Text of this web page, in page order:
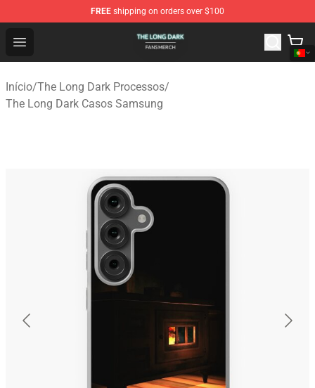
FREE shipping on orders over $100
Open menu
The Long Dark Shop - Official The Long Dark
Início/The Long Dark Processos/
The Long Dark Casos Samsung